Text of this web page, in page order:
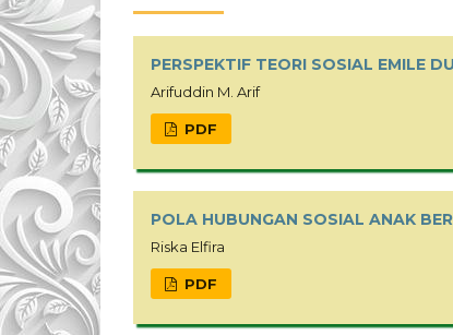
PERSPEKTIF TEORI SOSIAL EMILE
Arifuddin M. Arif
PDF
POLA HUBUNGAN SOSIAL ANAK
Riska Elfira
PDF